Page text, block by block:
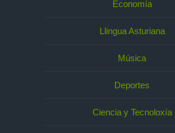
Economía
Llingua Asturiana
Música
Deportes
Ciencia y Tecnoloxía